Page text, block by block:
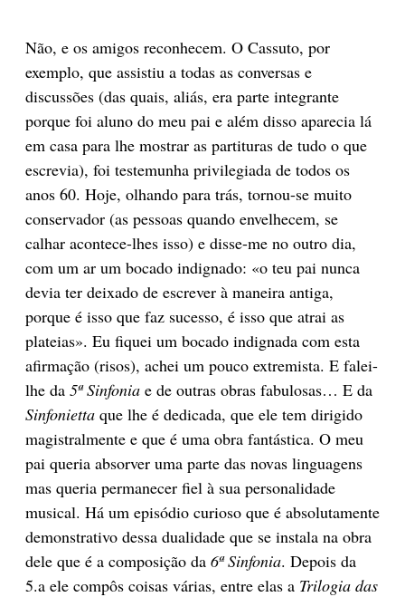
Não, e os amigos reconhecem. O Cassuto, por
exemplo, que assistiu a todas as conversas e
discussões (das quais, aliás, era parte integrante
porque foi aluno do meu pai e além disso aparecia lá
em casa para lhe mostrar as partituras de tudo o que
escrevia), foi testemunha privilegiada de todos os
anos 60. Hoje, olhando para trás, tornou-se muito
conservador (as pessoas quando envelhecem, se
calhar acontece-lhes isso) e disse-me no outro dia,
com um ar um bocado indignado: «o teu pai nunca
devia ter deixado de escrever à maneira antiga,
porque é isso que faz sucesso, é isso que atrai as
plateias». Eu fiquei um bocado indignada com esta
afirmação (risos), achei um pouco extremista. E falei-
lhe da 5ª Sinfonia e de outras obras fabulosas… E da
Sinfonietta que lhe é dedicada, que ele tem dirigido
magistralmente e que é uma obra fantástica. O meu
pai queria absorver uma parte das novas linguagens
mas queria permanecer fiel à sua personalidade
musical. Há um episódio curioso que é absolutamente
demonstrativo dessa dualidade que se instala na obra
dele que é a composição da 6ª Sinfonia. Depois da
5.a ele compôs coisas várias, entre elas a Trilogia das